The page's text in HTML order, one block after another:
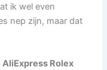
ik wel even
nep zijn, maar dat
Rolex